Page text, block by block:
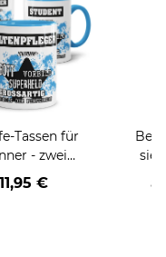
Tassen für
- zwei
11,95 €